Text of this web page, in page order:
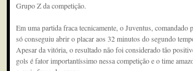
Grupo Z da competição.
Em uma partida fraca tecnicamente, o Juventus, comandado
só conseguiu abrir o placar aos 32 minutos do segundo
Apesar da vitória, o resultado não foi considerado tão
gols é fator importantíssimo nessa competição e o time